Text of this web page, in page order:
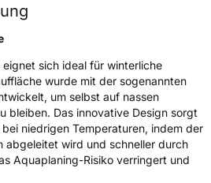
/ Alpine-Symbol
(GPSR)
Reifen Deutschland GmbH,
Plaza 1 30175 Hannover
sich ideal für winterliche
wurde mit der sogenannten
um selbst auf nassen
bleiben. Das innovative Design sorgt
niedrigen Temperaturen, indem der
abgeleitet wird und schneller durch
Aquaplaning-Risiko verringert und